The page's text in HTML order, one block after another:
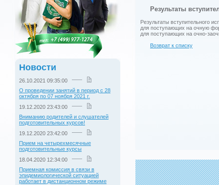
Новости
26.10.2021 09:35:00
О проведении занятий в период с 28
октября по 07 ноября 2021 г.
19.12.2020 23:43:00
Вниманию родителей и слушателей
подготовительных курсов!
19.12.2020 23:42:00
Прием на четырехмесячные
подготовительные курсы
18.04.2020 12:34:00
Приемная комиссия в связи в
эпидемиологической ситуацией
работает в дистанционном режиме
Результаты
Результаты вступительного
для поступающих на очную
для поступающих на очно-
Возврат к списку